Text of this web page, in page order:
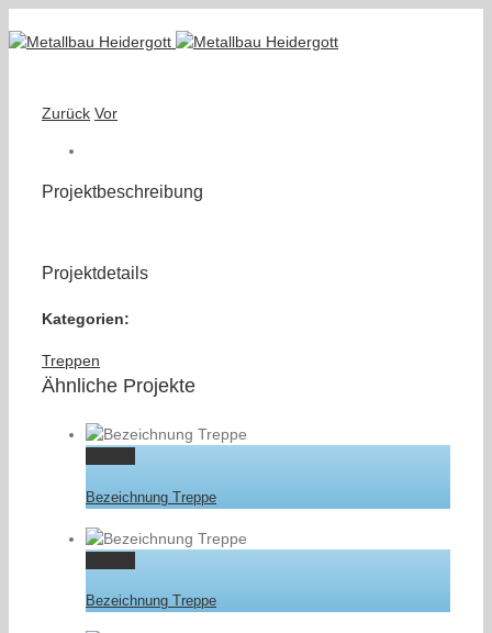
Zurück Vor
Projektbeschreibung
Projektdetails
Kategorien:
Treppen
Ähnliche Projekte
Bezeichnung Treppe
Bezeichnung Treppe